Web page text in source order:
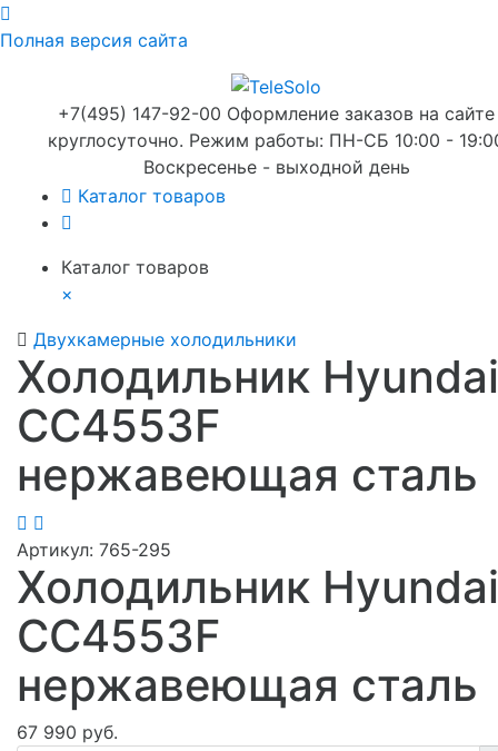
Полная версия сайта
+7(495) 147-92-00 Оформление заказов на сайте
круглосуточно. Режим работы: ПН-СБ 10:00 -
Воскресенье - выходной день
Каталог товаров
Каталог товаров
×
Двухкамерные холодильники
Холодильник Hyundai
CC4553F
нержавеющая сталь
Артикул: 765-295
Холодильник Hyundai
CC4553F
нержавеющая сталь
67 990 руб.